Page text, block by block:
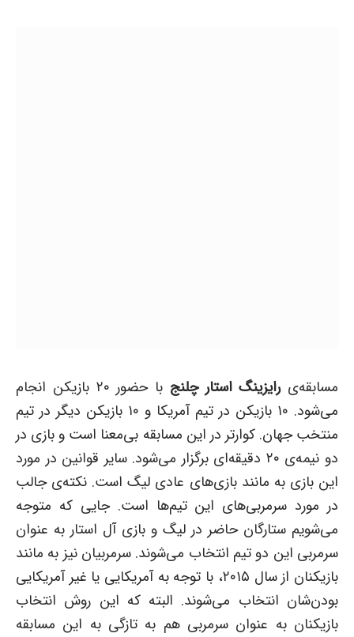
مسابقه‌یرایزینگ استار چلنج
با حضور ۲۰ بازیکن انجام
می‌شود. ۱۰ بازیکن در تیم آمریکا و ۱۰ بازیکن دیگر در تیم
منتخب جهان. کوارتر در این مسابقه بی‌معنا است و بازی در
دو نیمه‌ی ۲۰ دقیقه‌ای برگزار می‌شود. سایر قوانین در مورد
این بازی به مانند بازی‌های عادی لیگ است. نکته‌ی جالب
در مورد سرمربی‌های این تیم‌ها است. جایی که متوجه
می‌شویم ستارگان حاضر در لیگ و بازی آل استار به عنوان
سرمربی این دو تیم انتخاب می‌شوند. سرمربیان نیز به مانند
بازیکنان از سال ۲۰۱۵، با توجه به آمریکایی یا غیر آمریکایی
بودن‌شان انتخاب می‌شوند. البته که این روش انتخاب
بازیکنان به عنوان سرمربی هم به تازگی به این مسابقه